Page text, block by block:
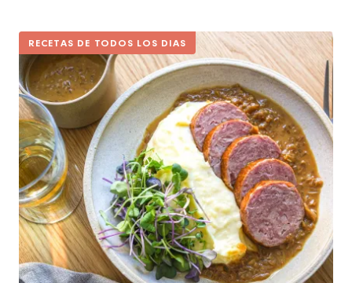
RECETAS DE TODOS LOS DIAS